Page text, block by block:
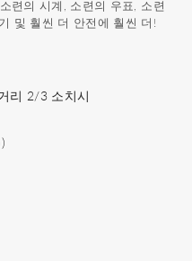
련의 시계, 소련의 우표, 소련
및 훨씬 더 안전에 훨씬 더!
리 2/3 소치시